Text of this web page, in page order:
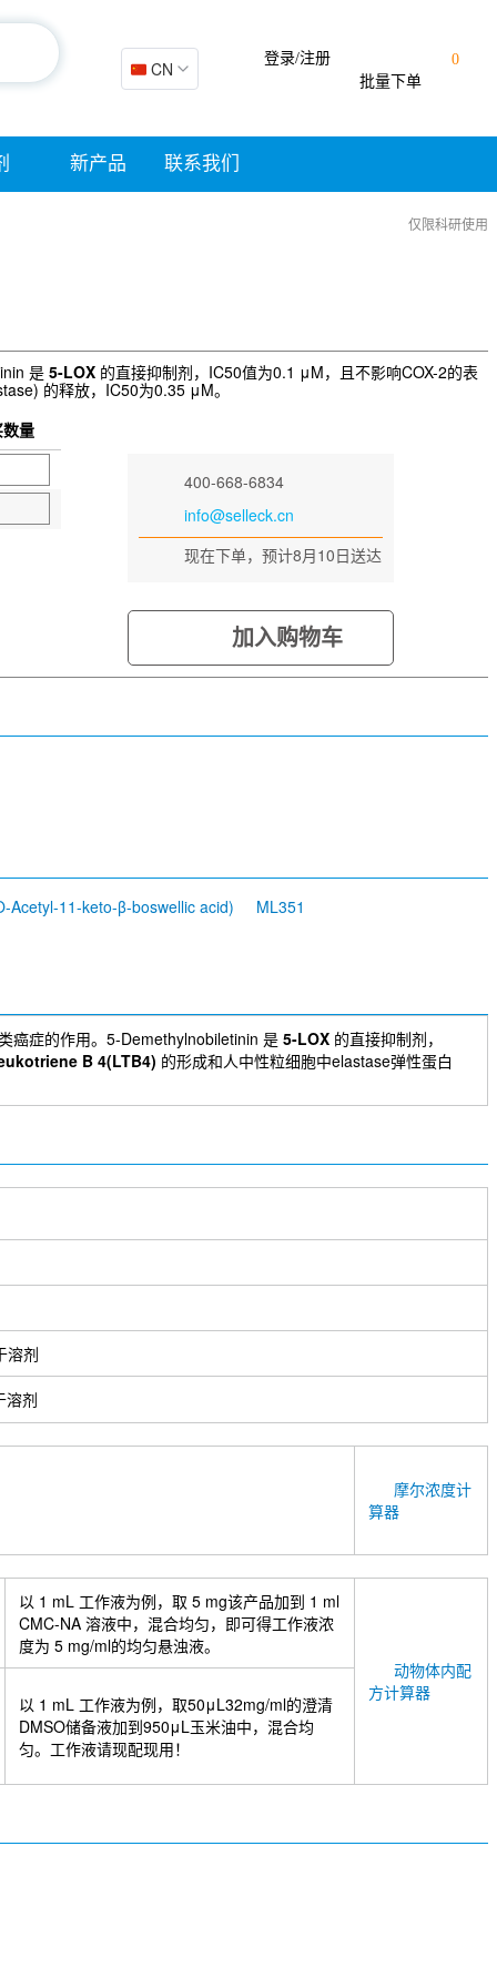
🇨🇳 CN
0
批量下单
登录/注册
新产品 联系我们
仅限科研使用
是 5-LOX 的直接抑制剂，IC50值为0.1 μM，且不影响COX-2的表
的释放，IC50为0.35 μM。
量
400-668-6834
info@selleck.cn
现在下单，预计8月10日送达
加入购物车
Acetyl-11-keto-β-boswellic acid) ML351
癌症的作用。5-Demethylnobiletinin 是 5-LOX 的直接抑制剂，
B 4(LTB4) 的形成和人中性粒细胞中elastase弹性蛋白
溶剂
溶剂
摩尔浓度计
算器
动物体内配
方计算器
以 1 mL 工作液为例，取 5 mg该产品加到 1 ml
CMC-NA 溶液中，混合均匀，即可得工作液浓
度为 5 mg/ml的均匀悬浊液。
以 1 mL 工作液为例，取50μL32mg/ml的澄清
DMSO储备液加到950μL玉米油中，混合均
匀。工作液请现配现用！